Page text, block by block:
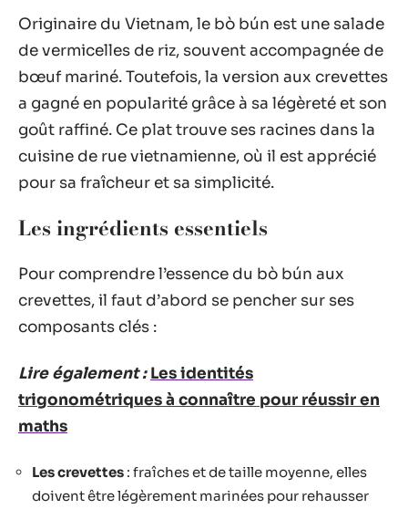
Originaire du Vietnam, le bò bún est une salade
de vermicelles de riz, souvent accompagnée de
bœuf mariné. Toutefois, la version aux crevettes
a gagné en popularité grâce à sa légèreté et son
goût raffiné. Ce plat trouve ses racines dans la
cuisine de rue vietnamienne, où il est apprécié
pour sa fraîcheur et sa simplicité.
Les ingrédients essentiels
Pour comprendre l’essence du bò bún aux
crevettes, il faut d’abord se pencher sur ses
composants clés :
Lire également : Les identités
trigonométriques à connaître pour réussir en
maths
Les crevettes : fraîches et de taille moyenne, elles
doivent être légèrement marinées pour rehausser